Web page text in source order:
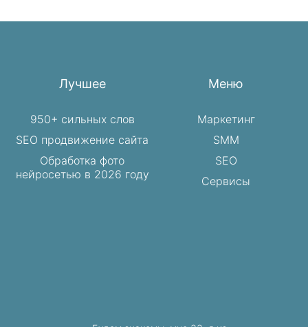
Лучшее
950+ сильных слов
SEO продвижение сайта
Обработка фото
нейросетью в 2026 году
Меню
Маркетинг
SMM
SEO
Сервисы